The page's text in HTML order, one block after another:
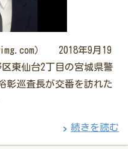
） 2018年9月19
東仙台2丁目の宮城県警
彰巡査長が交番を訪れた
続きを読む